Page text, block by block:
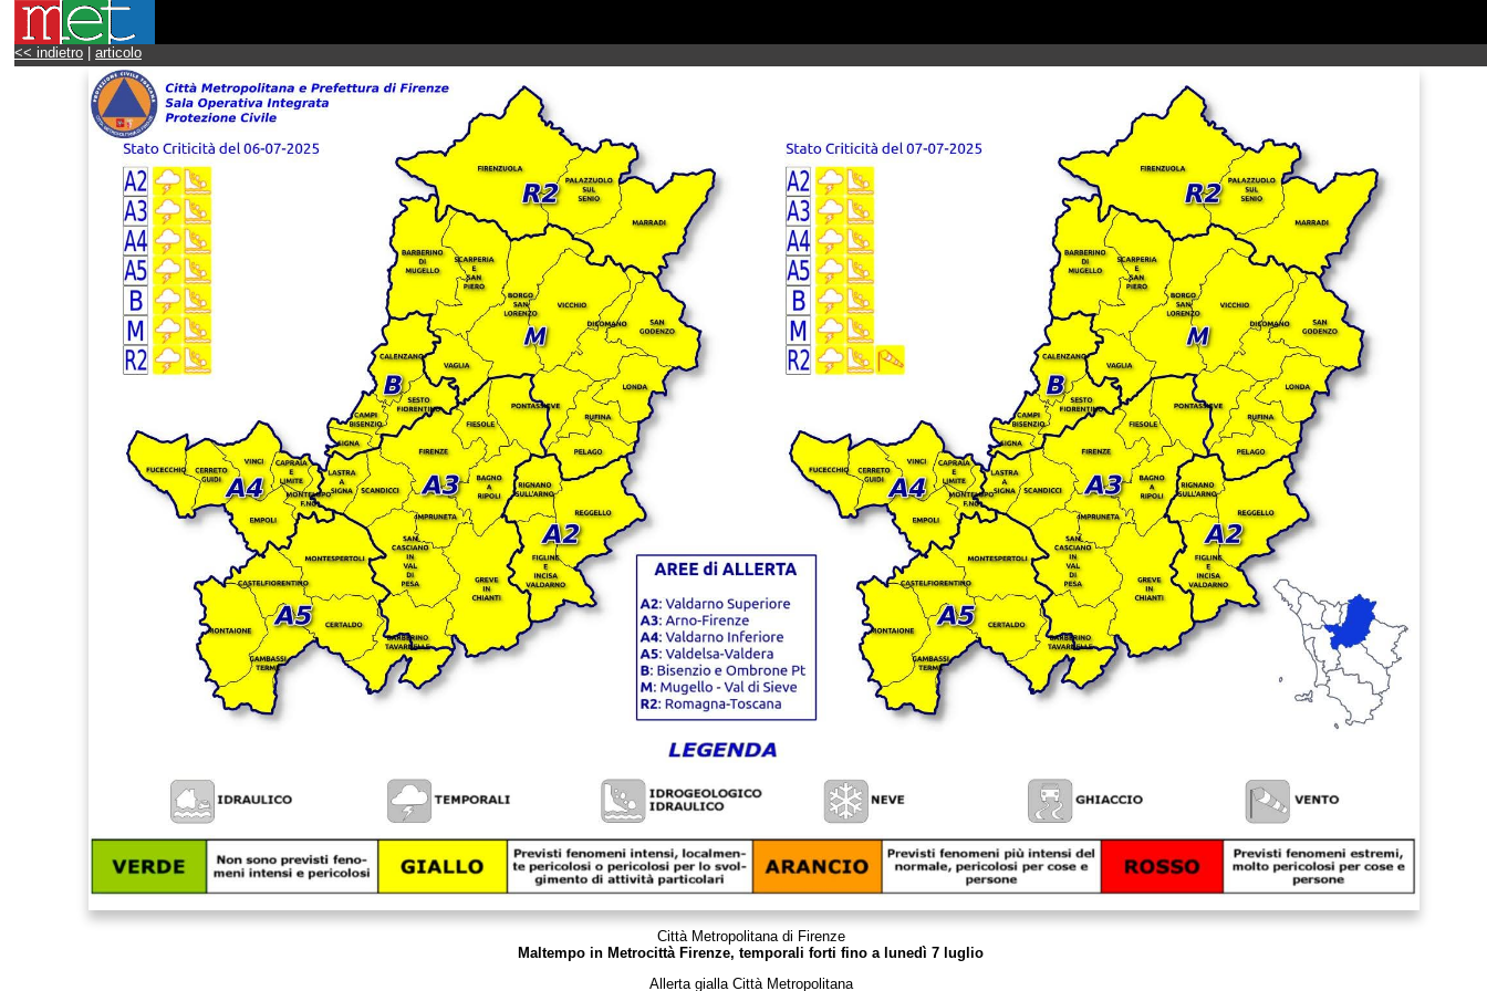
<< indietro articolo
Città Metropolitana di Firenze
Maltempo in Metrocittà Firenze, temporali forti fino a lunedì 7 luglio
Allerta gialla Città Metropolitana